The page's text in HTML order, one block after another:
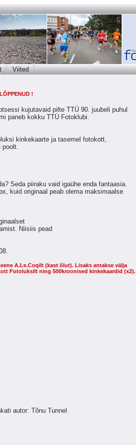
Viited
LÕPPENUD !
kujutavaid pilte TTÜ 90. juubeli puhul
paneb kokku TTÜ Fotoklubi.
kinkekaarte ja tasemel fotokott,
poolt.
Seda piiraku vaid igaühe enda fantaasia.
kuid originaal peab olema maksimaalse
Niisiis pead
A.Le.Coqilt (kast õlut). Lisaks antakse välja
Fotoluksilt ning 500kroonised kinkekaardid (x2).
autor: Tõnu Tunnel